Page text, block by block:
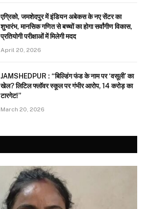
एग्रिको, जमशेदपुर में इंडियन अबेकस के नए सेंटर का
शुभारंभ, मानसिक गणित से बच्चों का होगा सर्वांगीण विकास,
प्रतियोगी परीक्षाओं में मिलेगी मदद
April 20, 2026
JAMSHEDPUR : “बिल्डिंग फंड के नाम पर ‘वसूली’ का
खेल? लिटिल फ्लॉवर स्कूल पर गंभीर आरोप, 14 करोड़ का
टारगेट!”
March 20, 2026